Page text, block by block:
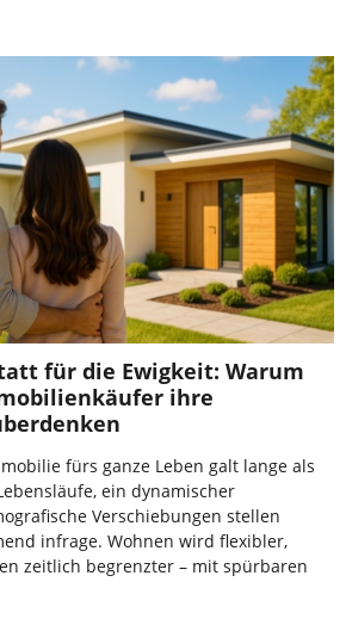
für die Ewigkeit: Warum
ihre
fürs ganze Leben galt lange als
ein dynamischer
Verschiebungen stellen
infrage. Wohnen wird flexibler,
zeitlich begrenzter – mit spürbaren